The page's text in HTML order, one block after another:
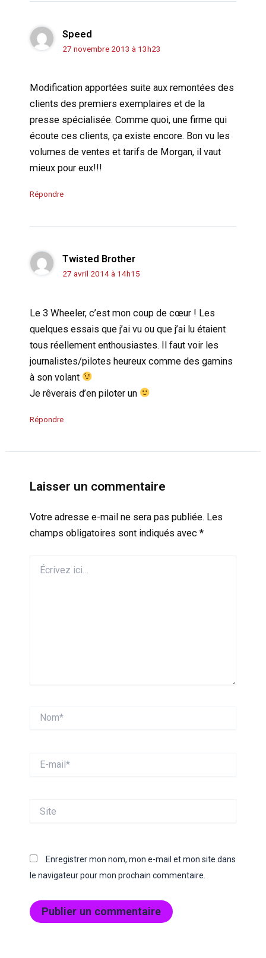
Speed
27 novembre 2013 à 13h23
Modification apportées suite aux remontées des
clients des premiers exemplaires et de la
presse spécialisée. Comme quoi, une firme qui
écoute ces clients, ça existe encore. Bon vu les
volumes de ventes et tarifs de Morgan, il vaut
mieux pour eux!!!
Répondre
Twisted Brother
27 avril 2014 à 14h15
Le 3 Wheeler, c’est mon coup de cœur ! Les
quelques essais que j’ai vu ou que j’ai lu étaient
tous réellement enthousiastes. Il faut voir les
journalistes/pilotes heureux comme des gamins
à son volant
Je rêverais d’en piloter un
Répondre
Laisser un commentaire
Votre adresse e-mail ne sera pas publiée. Les
champs obligatoires sont indiqués avec *
ici…
mail*
Enregistrer mon nom, mon e-mail et mon site dans
le navigateur pour mon prochain commentaire.